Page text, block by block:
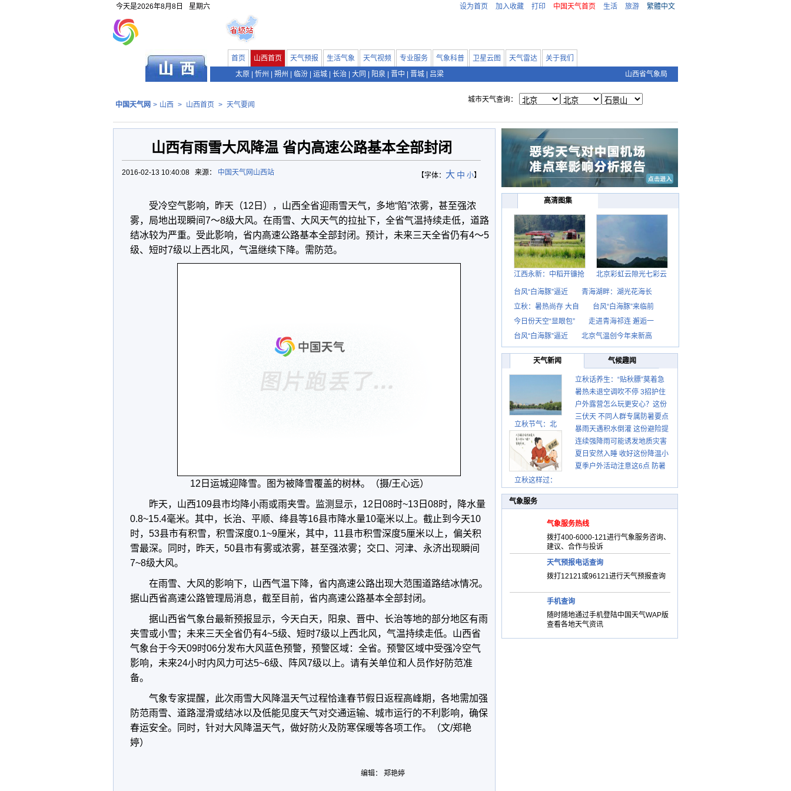
今天是2026年8月8日 星期六 设为首页 加入收藏 打印 中国天气首页 生活 旅游 繁體中文
首页 山西首页 天气预报 生活气象 天气视频 专业服务 气象科普 卫星云图 天气雷达
关于我们
太原
忻州 朔州 临汾 运城 长治 大同 阳泉 晋中 晋城 吕梁 山西省气象局
中国天气网 > 山西 > 山西首页 > 天气要闻
城市天气查询：
山西有雨雪大风降温 省内高速公路基本全部封闭
【字体： 大 中 小】
2016-02-13 10:40:08 来源： 中国天气网山西站
受冷空气影响，昨天（12日），山西全省迎雨雪天气，多地“陷”浓雾，甚至强浓
雾，局地出现瞬间7～8级大风。在雨雪、大风天气的拉扯下，全省气温持续走低，道路
结冰较为严重。受此影响，省内高速公路基本全部封闭。预计，未来三天全省仍有4～5
级、短时7级以上西北风，气温继续下降。需防范。
12日运城迎降雪。图为被降雪覆盖的树林。（摄/王心远）
昨天，山西109县市均降小雨或雨夹雪。监测显示，12日08时~13日08时，降水量
0.8~15.4毫米。其中，长治、平顺、绛县等16县市降水量10毫米以上。截止到今天10
时，53县市有积雪，积雪深度0.1~9厘米，其中，11县市积雪深度5厘米以上，偏关积
雪最深。同时，昨天，50县市有雾或浓雾，甚至强浓雾；交口、河津、永济出现瞬间
7~8级大风。
在雨雪、大风的影响下，山西气温下降，省内高速公路出现大范围道路结冰情况。
据山西省高速公路管理局消息，截至目前，省内高速公路基本全部封闭。
据山西省气象台最新预报显示，今天白天，阳泉、晋中、长治等地的部分地区有雨
夹雪或小雪；未来三天全省仍有4~5级、短时7级以上西北风，气温持续走低。山西省
气象台于今天09时06分发布大风蓝色预警，预警区域：全省。预警区域中受强冷空气
影响，未来24小时内风力可达5~6级、阵风7级以上。请有关单位和人员作好防范准
备。
气象专家提醒，此次雨雪大风降温天气过程恰逢春节假日返程高峰期，各地需加强
防范雨雪、道路湿滑或结冰以及低能见度天气对交通运输、城市运行的不利影响，确保
春运安全。同时，针对大风降温天气，做好防火及防寒保暖等各项工作。（文/郑艳
婷）
编辑： 郑艳婷
高清图集
江西永新：中稻开镰抢 北京彩虹云隙光七彩云
台风“白海豚”逼近
青海湖畔：湖光花海长
立秋：暑热尚存 大自
台风“白海豚”来临前
今日份天空“显眼包”
走进青海祁连 邂逅一
台风“白海豚”逼近
北京气温创今年来新高
天气新闻 气候趣闻
立秋节气：北
立秋这样过：
立秋话养生：“贴秋膘”莫着急
先清暑再防燥
暑热未退空调吹不停 3招护住
肩颈不酸痛
户外露营怎么玩更安心？这份
攻略请收好
三伏天 不同人群专属防暑要点
请收好
暴雨天遇积水倒灌 这份避险提
示请收好
连续强降雨可能诱发地质灾害
这些前兆要知道
夏日安然入睡 收好这份降温小
贴士
夏季户外活动注意这6点 防暑
气象服务
气象服务热线
拨打400-6000-121进行气象服务咨询、
建议、合作与投诉
天气预报电话查询
拨打12121或96121进行天气预报查询
手机查询
随时随地通过手机登陆中国天气WAP版
查看各地天气资讯